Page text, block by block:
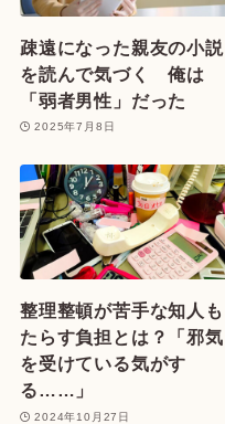
疎遠になった親友の小説
を読んで気づく 俺は
「弱者男性」だった
2025年7月8日
整理整頓が苦手な知人も
たらす負担とは？「邪気
を受けている気がす
る……」
2024年10月27日